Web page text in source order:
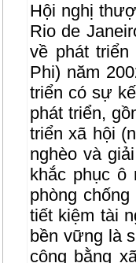
Hội nghị
Rio de
về phát
Phi) năm
triển có sự
phát triển,
triển xã hội
nghèo và
khắc phục ô
phòng
tiết kiệm tài
bền vững là
công bằng